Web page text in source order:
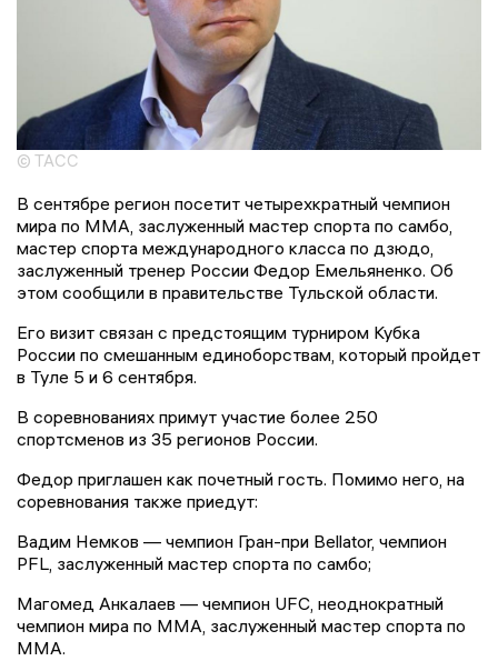
© ТАСС
В сентябре регион посетит четырехкратный чемпион
мира по ММА, заслуженный мастер спорта по самбо,
мастер спорта международного класса по дзюдо,
заслуженный тренер России Федор Емельяненко. Об
этом сообщили в правительстве Тульской области.
Его визит связан с предстоящим турниром Кубка
России по смешанным единоборствам, который пройдет
в Туле 5 и 6 сентября.
В соревнованиях примут участие более 250
спортсменов из 35 регионов России.
Федор приглашен как почетный гость. Помимо него, на
соревнования также приедут:
Вадим Немков — чемпион Гран-при Bellator, чемпион
PFL, заслуженный мастер спорта по самбо;
Магомед Анкалаев — чемпион UFC, неоднократный
чемпион мира по ММА, заслуженный мастер спорта по
ММА.